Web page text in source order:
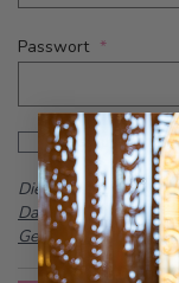
Passwort
Passwort
Dieses Formular ist